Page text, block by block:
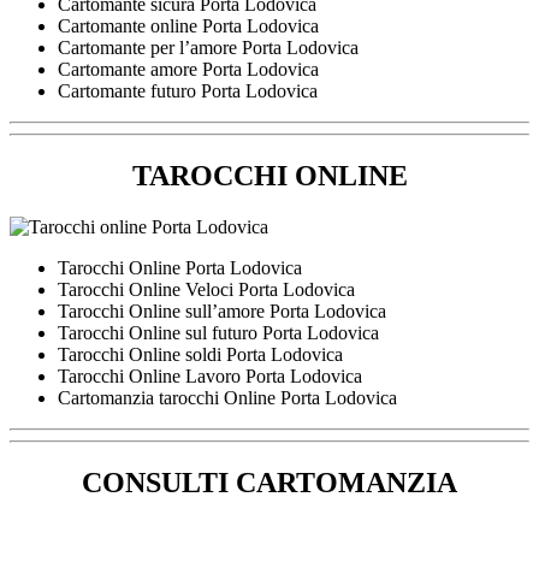
Cartomante sicura Porta Lodovica
Cartomante online Porta Lodovica
Cartomante per l’amore Porta Lodovica
Cartomante amore Porta Lodovica
Cartomante futuro Porta Lodovica
TAROCCHI ONLINE
Tarocchi Online Porta Lodovica
Tarocchi Online Veloci Porta Lodovica
Tarocchi Online sull’amore Porta Lodovica
Tarocchi Online sul futuro Porta Lodovica
Tarocchi Online soldi Porta Lodovica
Tarocchi Online Lavoro Porta Lodovica
Cartomanzia tarocchi Online Porta Lodovica
CONSULTI CARTOMANZIA